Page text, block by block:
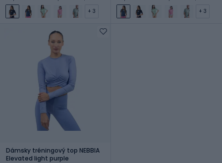
+ 3
+ 3
Dámsky tréningový top NEBBIA
Elevated light purple